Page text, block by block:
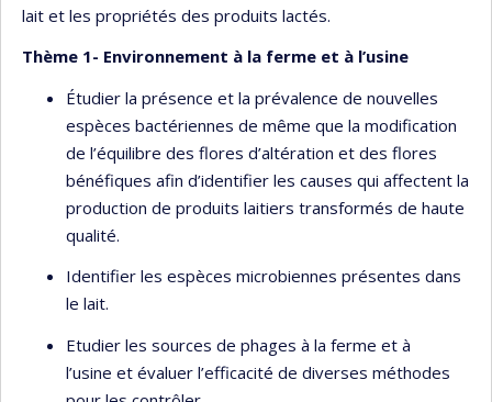
lait et les propriétés des produits lactés.
Thème 1- Environnement à la ferme et à l’usine
Étudier la présence et la prévalence de nouvelles
espèces bactériennes de même que la modification
de l’équilibre des flores d’altération et des flores
bénéfiques afin d’identifier les causes qui affectent la
production de produits laitiers transformés de haute
qualité.
Identifier les espèces microbiennes présentes dans
le lait.
Etudier les sources de phages à la ferme et à
l’usine et évaluer l’efficacité de diverses méthodes